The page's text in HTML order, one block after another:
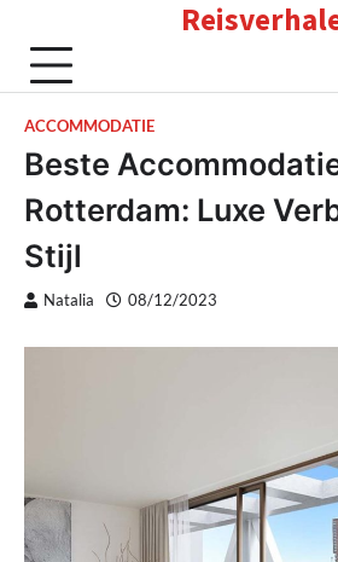
content
ACCOMMODATIE
Beste
Rotterdam: Luxe
Stijl
Natalia 08/12/2023